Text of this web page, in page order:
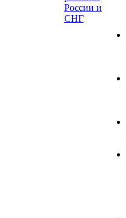
России и
СНГ